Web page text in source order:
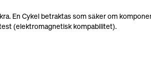
En Cykel betraktas som säker om
test (elektromagnetisk kompabilitet).